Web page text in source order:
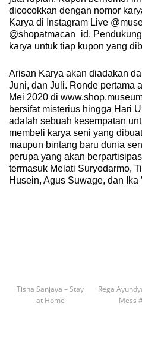
dicocokkan dengan nomor
Karya di Instagram Live
@shopatmacan_id.
karya untuk tiap kupon yang
Arisan Karya akan diadakan
Juni, dan Juli. Ronde pertama
Mei 2020 di
bersifat misterius hingga Hari
adalah sebuah kesempatan
membeli karya seni yang
maupun bintang baru dunia
perupa yang akan
termasuk Melati Suryodarmo,
Husein, Agus Suwage, dan Ika
Tisna Sanjaya – Stay
at Home
Rega
Mess